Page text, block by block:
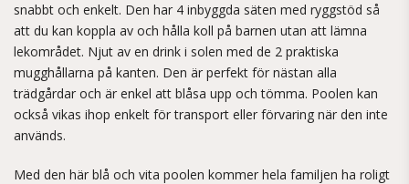
snabbt och enkelt. Den har 4 inbyggda säten med ryggstöd så
att du kan koppla av och hålla koll på barnen utan att lämna
lekområdet. Njut av en drink i solen med de 2 praktiska
mugghållarna på kanten. Den är perfekt för nästan alla
trädgårdar och är enkel att blåsa upp och tömma. Poolen kan
också vikas ihop enkelt för transport eller förvaring när den inte
används.
Med den här blå och vita poolen kommer hela familjen ha roligt